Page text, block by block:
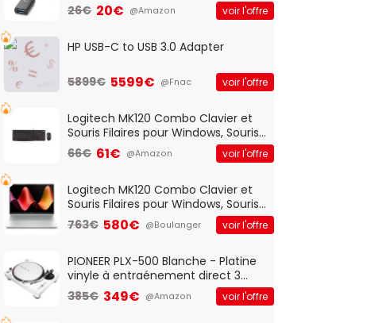
26€ 20€ @Amazon voir l'offre
HP USB-C to USB 3.0 Adapter
5899€ 5599€ @Fnac voir l'offre
Logitech MK120 Combo Clavier et
Souris Filaires pour Windows, Souris
Optique Filaire, Connexion USB Plug
And Play, Confortable, Taille
QWERTY UK - Noir
66€ 61€ @Amazon voir l'offre
Logitech MK120 Combo Clavier et
Souris Filaires pour Windows, Souris
Optique Filaire, Connexion USB Plug
And Play, Confortable, Taille
QWERTY UK - Noir
763€ 580€ @Boulanger voir l'offre
PIONEER PLX-500 Blanche - Platine
vinyle à entraénement direct 3
vitesses (33-45-78 trs/min) avec
pre-ampli intégré et port USB
385€ 349€ @Amazon voir l'offre